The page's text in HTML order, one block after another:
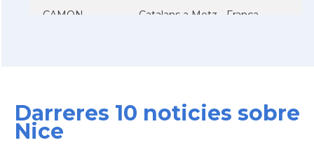
CAMON Catalans a Metz - França
CAMON
Darreres 10 noticies sobre
Nice